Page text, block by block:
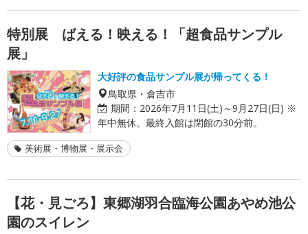
特別展 ばえる！映える！「超食品サンプル
展」
大好評の食品サンプル展が帰ってくる！
鳥取県・倉吉市
期間： 2026年7月11日(土)～9月27日(日) ※
年中無休。最終入館は閉館の30分前。
美術展・博物展・展示会
【花・見ごろ】東郷湖羽合臨海公園あやめ池公
園のスイレン